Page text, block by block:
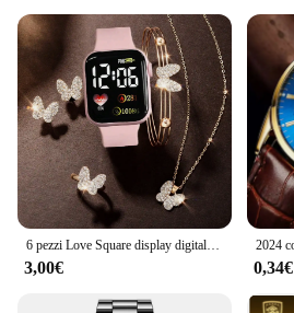
6 pezzi Love Square display digitale orologio digitale ragazza ragazzo e set di gioielli farfalla set regalo braccialetto Lady Star
3,00€ 0,34€